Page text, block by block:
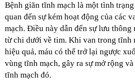
Bệnh giãn tĩnh mạch là một tình
quan đến sự kém hoạt động của các
mạch. Điều này dẫn đến sự lưu thông
từ chi dưới về tim. Khi van trong tĩnh
hiệu quả, máu có thể trở lại ngược
vùng tĩnh mạch, gây ra sự mở rộng
tĩnh mạch đó.